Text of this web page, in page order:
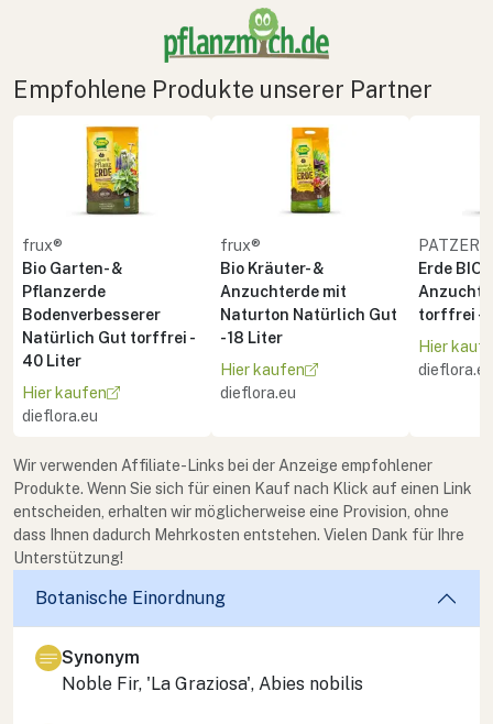
Empfohlene Produkte unserer Partner
frux®
Bio Garten- &
Pflanzerde
Bodenverbesserer
Natürlich Gut torffrei -
40 Liter
Hier kaufen
dieflora.eu
frux®
Bio Kräuter- &
Anzuchterde mit
Naturton Natürlich Gut
- 18 Liter
Hier kaufen
dieflora.eu
PATZER
Erde
Anzucht
torffrei -
Hier
dieflora.eu
Wir verwenden Affiliate-Links bei der Anzeige empfohlener
Produkte. Wenn Sie sich für einen Kauf nach Klick auf einen Link
entscheiden, erhalten wir möglicherweise eine Provision, ohne
dass Ihnen dadurch Mehrkosten entstehen. Vielen Dank für Ihre
Unterstützung!
Botanische Einordnung
Synonym
Noble Fir, 'La Graziosa', Abies nobilis